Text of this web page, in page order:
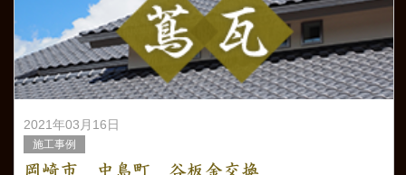
2021年03月16日
施工事例
岡崎市 中島町 谷板金交換